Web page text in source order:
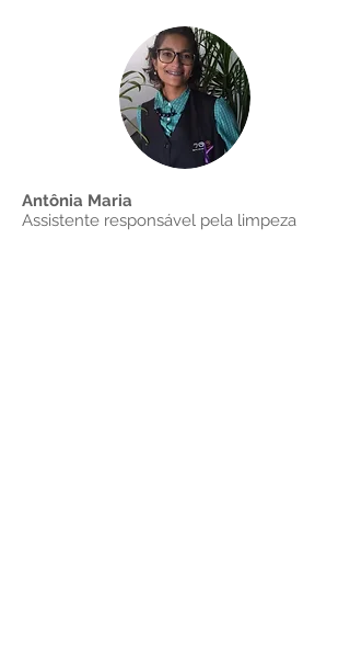
Antônia Maria
Assistente responsável pela limpeza